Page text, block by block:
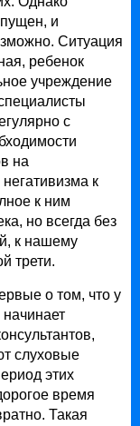
и
Ситуация
ребенок
учреждение
с
на
к
к ним
но всегда без
к нашему
трети.
о том, что у
слуховые
этих
время
Такая